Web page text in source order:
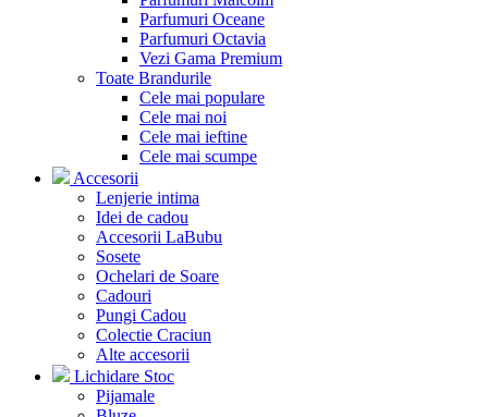
Parfumuri Oceane
Parfumuri Octavia
Vezi Gama Premium
Toate Brandurile
Cele mai populare
Cele mai noi
Cele mai ieftine
Cele mai scumpe
Accesorii
Lenjerie intima
Idei de cadou
Accesorii LaBubu
Sosete
Ochelari de Soare
Cadouri
Pungi Cadou
Colectie Craciun
Alte accesorii
Lichidare Stoc
Pijamale